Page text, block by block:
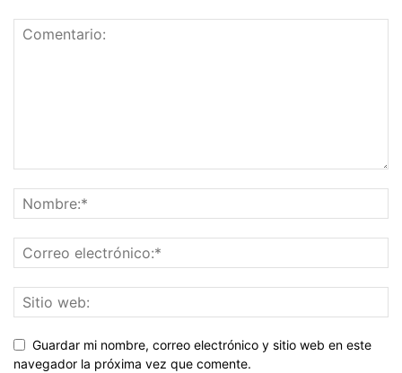
Guardar mi nombre, correo electrónico y sitio web en este
navegador la próxima vez que comente.